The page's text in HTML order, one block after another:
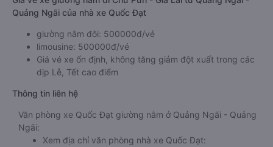
Quảng Ngãi của nhà xe Quốc Đạt
giường nằm đôi: 500000đ/vé
limousine: 500000đ/vé
Giá vé xe ổn định, không tăng giảm đột xuất trong các
dịp Lễ, Tết cao điểm
Thông tin liên hệ
Văn phòng xe Quốc Đạt giường nằm ở Quảng Ngãi - Quảng
Ngãi:
Xem địa chỉ văn phòng nhà xe Quốc Đạt: